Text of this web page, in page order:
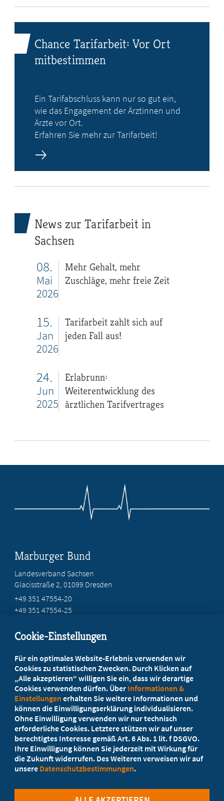
Chance Tarifarbeit: Vor Ort
mitbestimmen
Ein Tarifabschluss kann nur so gut ein,
wie das Engagement der Ärztinnen und
Ärzte vor Ort.
Erfahren Sie mehr zur Tarifarbeit!
News zur Tarifarbeit in
Sachsen
08.
Mai
2026
Mehr Gehalt, mehr
Zuschläge, mehr freie Zeit
15.
Jan
2026
Tarifarbeit zahlt sich auf
jeden Fall aus!
24.
Jun
2025
Erlabrunn:
Weiterentwicklung des
ärztlichen Tarifvertrages
Marburger Bund
Landesverband Sachsen
Glacisstraße 2, 01099 Dresden
+49 351 47554-20
+49 351 47554-25
Ihr Landesverband berät Sie!
Ansprechpartner
Werden Sie jetzt Mitglied
5 Vorteile einer MB-Mitgliedschaft
Cookie-Einstellungen
Für ein optimales Website-Erlebnis verwenden wir
Cookies zu statistischen Zwecken. Durch Klicken auf
„Alle akzeptieren“ willigen Sie ein, dass wir derartige
Cookies verwenden dürfen. Über Informationen &
Einstellungen erhalten Sie weitere Informationen und
können die Einwilligungserklärung individualisieren.
Ohne Einwilligung verwenden wir nur technisch
erforderliche Cookies. Letztere stützen wir auf unser
berechtigtes Interesse gemäß Art. 6 Abs. 1 lit. f DSGVO.
Ihre Einwilligung können Sie jederzeit mit Wirkung für
die Zukunft widerrufen. Des Weiteren verweisen wir auf
unsere Datenschutzbestimmungen.